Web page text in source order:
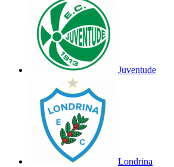
Juventude
Londrina